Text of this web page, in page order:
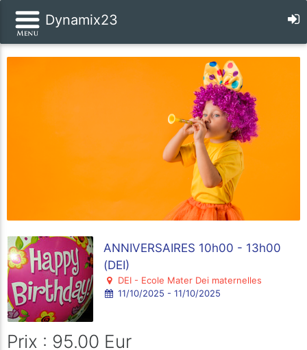
Dynamix23
ANNIVERSAIRES 10h00 - 13h00
(DEI)
DEI - Ecole Mater Dei maternelles
11/10/2025 - 11/10/2025
Prix : 95.00 Eur